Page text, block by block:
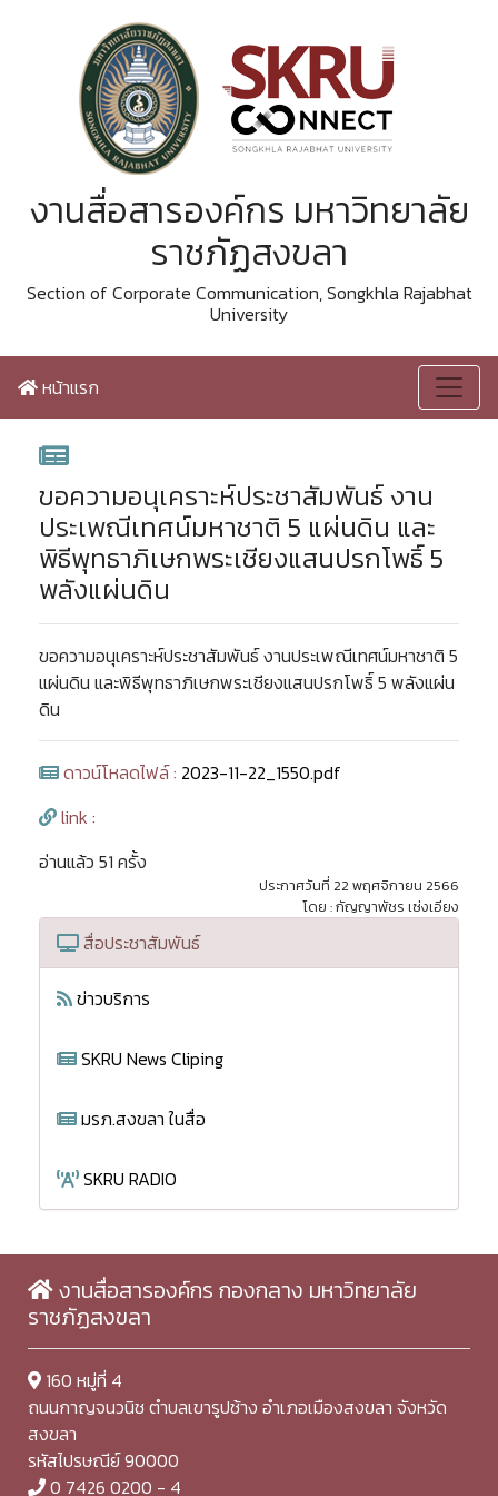
งานสื่อสารองค์กร มหาวิทยาลัย
ราชภัฏสงขลา
Section of Corporate Communication, Songkhla Rajabhat
University
หน้าแรก
ขอความอนุเคราะห์ประชาสัมพันธ์ งาน
ประเพณีเทศน์มหาชาติ 5 แผ่นดิน และ
พิธีพุทธาภิเษกพระเชียงแสนปรกโพธิ์ 5
พลังแผ่นดิน
ขอความอนุเคราะห์ประชาสัมพันธ์ งานประเพณีเทศน์มหาชาติ 5
แผ่นดิน และพิธีพุทธาภิเษกพระเชียงแสนปรกโพธิ์ 5 พลังแผ่น
ดิน
ดาวน์โหลดไฟล์ : 2023-11-22_1550.pdf
link :
อ่านแล้ว 51 ครั้ง
ประกาศวันที่ 22 พฤศจิกายน 2566
โดย : กัญญาพัชร เซ่งเอียง
สื่อประชาสัมพันธ์
ข่าวบริการ
SKRU News Cliping
มรภ.สงขลา ในสื่อ
SKRU RADIO
งานสื่อสารองค์กร กองกลาง มหาวิทยาลัย
ราชภัฏสงขลา
160 หมู่ที่ 4
ถนนกาญจนวนิช ตำบลเขารูปช้าง อำเภอเมืองสงขลา จังหวัด
สงขลา
รหัสไปรษณีย์ 90000
0 7426 0200 - 4